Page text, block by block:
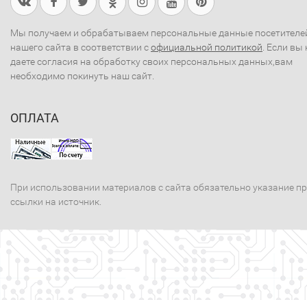
Мы получаем и обрабатываем персональные данные
нашего сайта в соответствии софициальной политикой . Если вы
даете согласия на обработку своих персональных данных,вам
необходимо покинуть наш сайт.
ОПЛАТА
При использовании материалов с сайта обязательно указание
ссылки на источник.